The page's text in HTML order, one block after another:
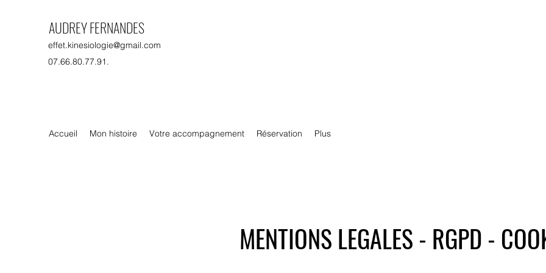
AUDREY FERNANDES
effet.kinesiologie@gmail.com
07.66.80.77.91.
Accueil Mon histoire Votre accompagnement Réservation Plus
MENTIONS LEGALES - RGPD -